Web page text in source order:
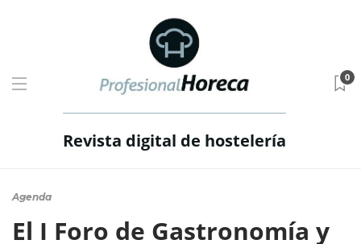
Revista digital de hostelería
0
Agenda
El I Foro de Gastronomía y